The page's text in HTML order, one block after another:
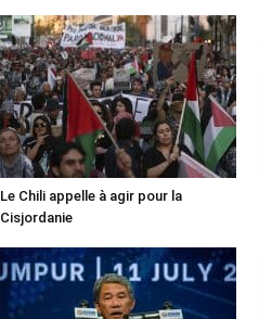
Le Chili appelle à agir pour la
Cisjordanie